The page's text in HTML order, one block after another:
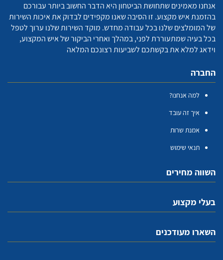
אנחנו מאמינים שתחושת הביטחון היא הדבר החשוב ביותר עבורכם
בהזמנת איש מקצוע. זו הסיבה שאנו מקפידים לבדוק את איכות השירות
של המומלצים שלנו בכל עבודה מחדש. מוקד השירות שלנו ערוך לטפל
בכל בעיה שמתעוררת לפני, במהלך ואחרי הביקור של איש המקצוע,
וידאג למלא את בקשתכם לשביעות רצונכם המלאה
החברה
למה אנחנו?
איך זה עובד
אמנת שרות
תנאי שימוש
השווה מחירים
בעלי מקצוע
השארו מעודכנים